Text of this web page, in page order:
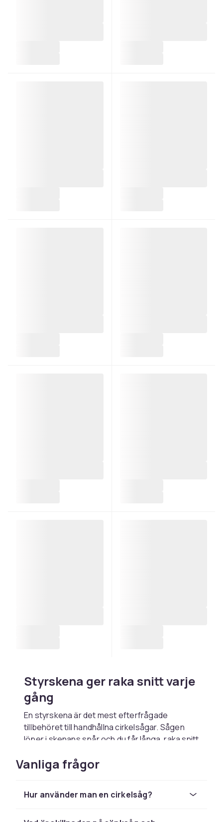
Styrskena ger raka snitt varje
gång
En styrskena är det mest efterfrågade
tillbehöret till handhållna cirkelsågar. Sågen
löper i skenans spår och du får långa, raka snitt
finns i flera längder, ofta runt 1400 mm, och
många kan skarvas när du ska kapa dörrar eller
flesta sågar, medan vissa märken kräver en
Vanliga frågor
Hur använder man en cirkelsåg?